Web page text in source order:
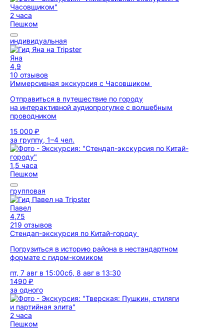
2 часа
Пешком
индивидуальная
Яна
4,9
10 отзывов
Иммерсивная экскурсия с Часовщиком
Отправиться в путешествие по городу
на интерактивной аудиопрогулке с волшебным
проводником
15 000 ₽
за группу, 1–4 чел.
1,5 часа
Пешком
групповая
Павел
4,75
219 отзывов
Стендап-экскурсия по Китай-городу
Погрузиться в историю района в нестандартном
формате с гидом-комиком
пт, 7 авг в 15:00сб, 8 авг в 13:30
1490 ₽
за одного
2 часа
Пешком